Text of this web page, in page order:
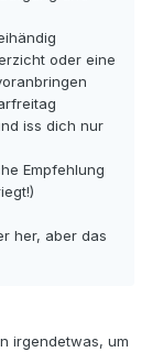
oder eine
iss dich nur
Empfehlung
her, aber das
irgendetwas, um